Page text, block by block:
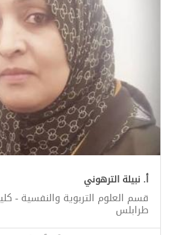
أ. نبيلة الترهوني
قسم العلوم التربوية والنفسية -
طرابلس